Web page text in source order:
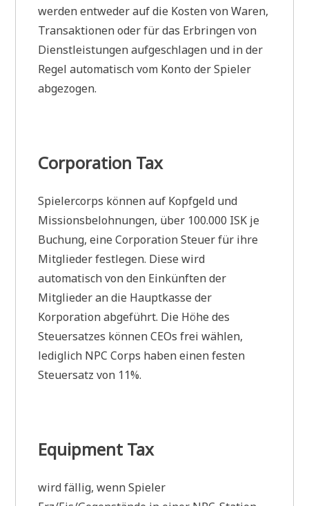
werden entweder auf die Kosten von Waren,
Transaktionen oder für das Erbringen von
Dienstleistungen aufgeschlagen und in der
Regel automatisch vom Konto der Spieler
abgezogen.
Corporation Tax
Spielercorps können auf Kopfgeld und
Missionsbelohnungen, über 100.000 ISK je
Buchung, eine Corporation Steuer für ihre
Mitglieder festlegen. Diese wird
automatisch von den Einkünften der
Mitglieder an die Hauptkasse der
Korporation abgeführt. Die Höhe des
Steuersatzes können CEOs frei wählen,
lediglich NPC Corps haben einen festen
Steuersatz von 11%.
Equipment Tax
wird fällig, wenn Spieler